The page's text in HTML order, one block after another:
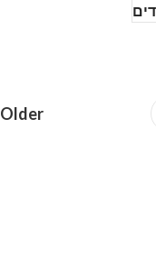
Older